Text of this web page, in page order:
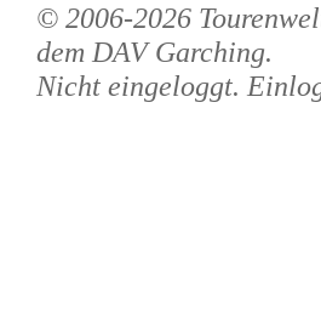
© 2006-2026
dem DAV Garching.
Nicht eingeloggt.